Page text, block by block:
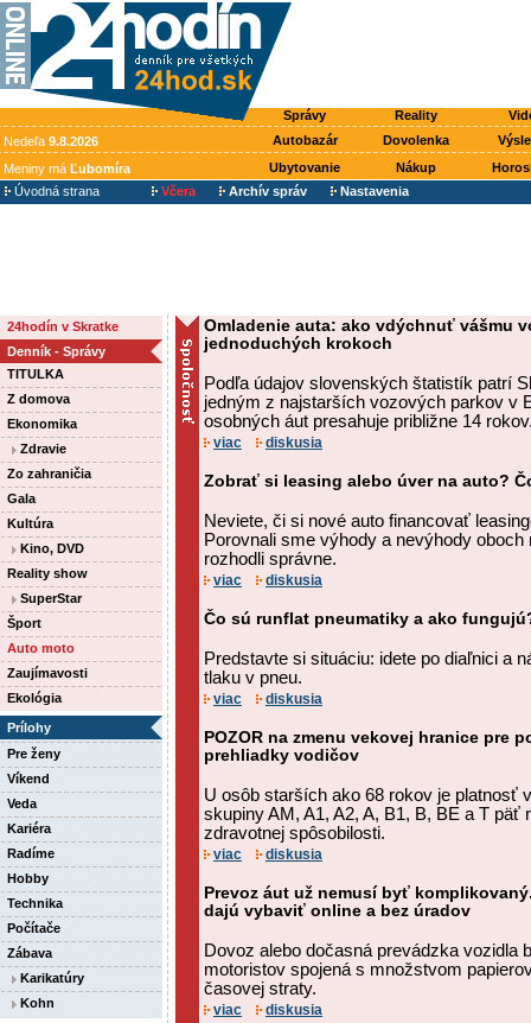
Správy Reality
Nedeľa 9.8.2026 Autobazár Dovolenka
Meniny má Ľubomíra Ubytovanie Nákup
Úvodná strana
Včera Archív správ Nastavenia
24hodín v Skratke
Denník - Správy
TITULKA
Z domova
Ekonomika
Zdravie
Zo zahraničia
Gala
Kultúra
Kino, DVD
Reality show
SuperStar
Šport
Auto moto
Zaujímavosti
Ekológia
Prílohy
Pre ženy
Víkend
Veda
Kariéra
Radíme
Hobby
Technika
Počítače
Zábava
Karikatúry
Kohn
Omladenie auta: ako vdýchnuť vášmu
jednoduchých krokoch
Podľa údajov slovenských štatistík patrí
jedným z najstarších vozových parkov v
osobných áut presahuje približne 14
viac diskusia
Zobrať si leasing alebo úver na auto?
Neviete, či si nové auto financovať
Porovnali sme výhody a nevýhody
rozhodli správne.
viac diskusia
Čo sú runflat pneumatiky a ako
Predstavte si situáciu: idete po diaľnici a
tlaku v pneu.
viac diskusia
POZOR na zmenu vekovej hranice pre
prehliadky vodičov
U osôb starších ako 68 rokov je platnosť
skupiny AM, A1, A2, A, B1, B, BE a T päť
zdravotnej spôsobilosti.
viac diskusia
Prevoz áut už nemusí byť
dajú vybaviť online a bez úradov
Dovoz alebo dočasná prevádzka vozidla
motoristov spojená s množstvom
časovej straty.
viac diskusia